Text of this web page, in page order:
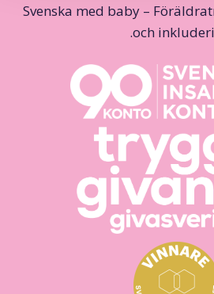
Svenska med baby –
och